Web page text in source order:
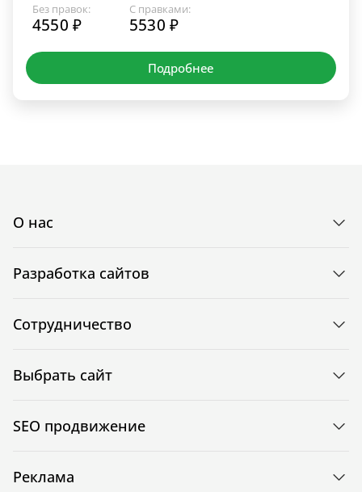
Без правок:
4550 ₽
С правками:
5530 ₽
Подробнее
О нас
Разработка сайтов
Сотрудничество
Выбрать сайт
SEO продвижение
Реклама